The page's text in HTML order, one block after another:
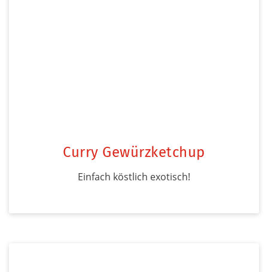
Curry Gewürzketchup
Einfach köstlich exotisch!